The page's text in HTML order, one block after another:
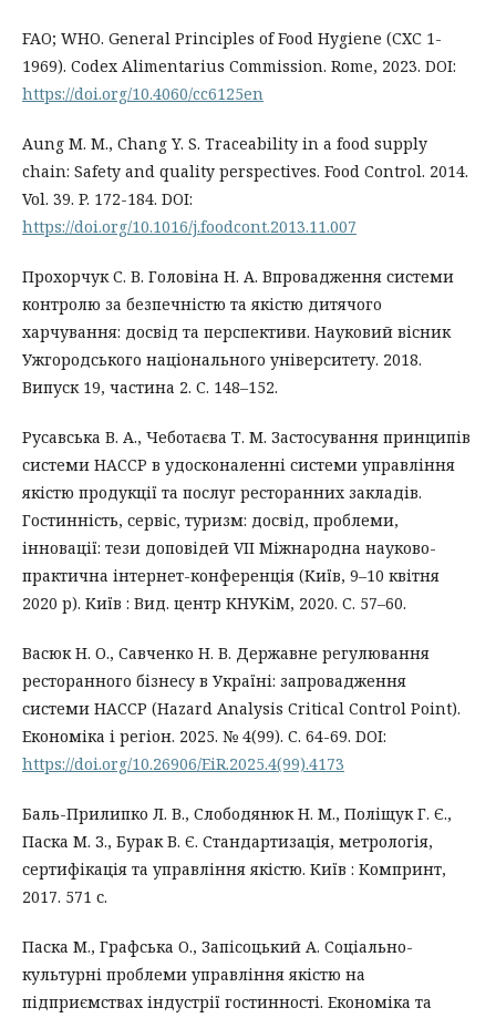
FAO; WHO. General Principles of Food Hygiene (CXC 1-
1969). Codex Alimentarius Commission. Rome, 2023. DOI:
https://doi.org/10.4060/cc6125en
Aung M. M., Chang Y. S. Traceability in a food supply
chain: Safety and quality perspectives. Food Control. 2014.
Vol. 39. P. 172-184. DOI:
https://doi.org/10.1016/j.foodcont.2013.11.007
Прохорчук С. В. Головіна Н. А. Впровадження системи
контролю за безпечністю та якістю дитячого
харчування: досвід та перспективи. Науковий вісник
Ужгородського національного університету. 2018.
Випуск 19, частина 2. С. 148–152.
Русавська В. А., Чеботаєва Т. М. Застосування принципів
системи HACCP в удосконаленні системи управління
якістю продукції та послуг ресторанних закладів.
Гостинність, сервіс, туризм: досвід, проблеми,
інновації: тези доповідей VІІ Міжнародна науково-
практична інтернет-конференція (Київ, 9–10 квітня
2020 р). Київ : Вид. центр КНУКіМ, 2020. C. 57–60.
Васюк Н. О., Савченко Н. В. Державне регулювання
ресторанного бізнесу в Україні: запровадження
системи НАССР (Hazard Analysis Critical Control Point).
Економіка і регіон. 2025. № 4(99). С. 64-69. DOI:
https://doi.org/10.26906/EiR.2025.4(99).4173
Баль-Прилипко Л. В., Слободянюк Н. М., Поліщук Г. Є.,
Паска М. З., Бурак В. Є. Стандартизація, метрологія,
сертифікація та управління якістю. Київ : Компринт,
2017. 571 с.
Паска М., Графська О., Запісоцький А. Cоціально-
культурні проблеми управління якістю на
підприємствах індустрії гостинності. Економіка та